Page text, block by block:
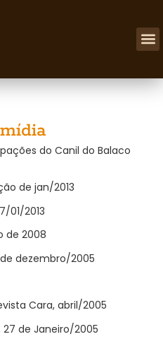
do Canil do Balaco
de jan/2013
01/2013
de 2008
dezembro/2005
Cara, abril/2005
27 de Janeiro/2005